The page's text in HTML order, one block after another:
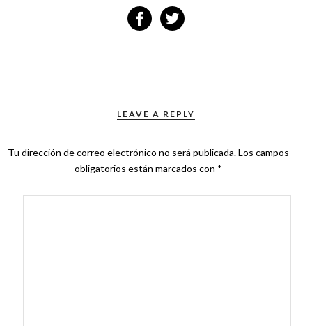
LEAVE A REPLY
Tu dirección de correo electrónico no será publicada.Los campos
obligatorios están marcados con *